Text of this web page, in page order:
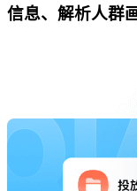
信息、解析人群